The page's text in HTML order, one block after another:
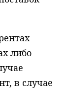
либо
в случае